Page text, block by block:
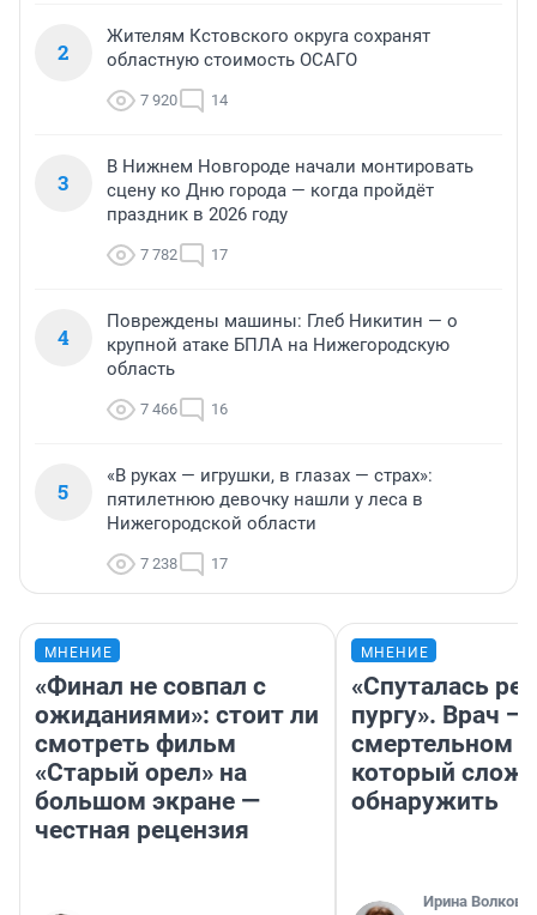
2
Жителям Кстовского округа сохранят
областную стоимость ОСАГО
7 920 14
3
В Нижнем Новгороде начали монтировать
сцену ко Дню города — когда пройдёт
праздник в 2026 году
7 782 17
4
Повреждены машины: Глеб Никитин — о
крупной атаке БПЛА на Нижегородскую
область
7 466 16
5
«В руках — игрушки, в глазах — страх»:
пятилетнюю девочку нашли у леса в
Нижегородской области
7 238 17
МНЕНИЕ
«Финал не совпал с
ожиданиями»: стоит ли
смотреть фильм
«Старый орел» на
большом экране —
честная рецензия
МНЕНИЕ
«Спуталась
пургу». Врач —
смертельном
который
обнаружить
Ирина Волкова